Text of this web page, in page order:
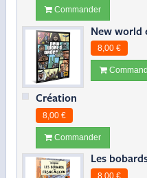
Commander
New world
8,00 €
Création
8,00 €
Commander
Les
8,00 €